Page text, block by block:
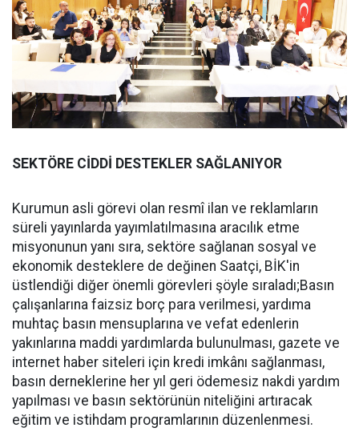
SEKTÖRE CİDDİ DESTEKLER SAĞLANIYOR
Kurumun asli görevi olan resmî ilan ve reklamların
süreli yayınlarda yayımlatılmasına aracılık etme
misyonunun yanı sıra, sektöre sağlanan sosyal ve
ekonomik desteklere de değinen Saatçi, BİK'in
üstlendiği diğer önemli görevleri şöyle sıraladı;Basın
çalışanlarına faizsiz borç para verilmesi, yardıma
muhtaç basın mensuplarına ve vefat edenlerin
yakınlarına maddi yardımlarda bulunulması, gazete ve
internet haber siteleri için kredi imkânı sağlanması,
basın derneklerine her yıl geri ödemesiz nakdi yardım
yapılması ve basın sektörünün niteliğini artıracak
eğitim ve istihdam programlarının düzenlenmesi.